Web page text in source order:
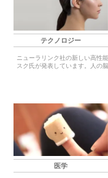
テクノロジー
ニューラリンク社の新しい高性
スク氏が発表しています。人の
医学